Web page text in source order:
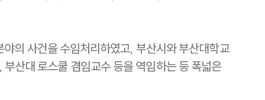
의 사건을 수임처리하였고, 부산시와 부산대학교
산대 로스쿨 겸임교수 등을 역임하는 등 폭넓은